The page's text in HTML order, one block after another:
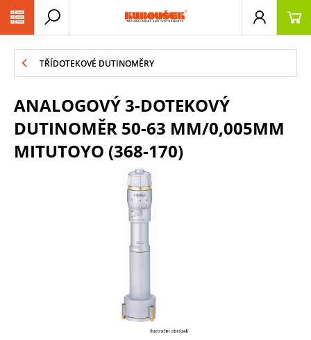
TŘÍDOTEKOVÉ DUTINOMĚRY
ANALOGOVÝ 3-DOTEKOVÝ
DUTINOMĚR 50-63 MM/0,005MM
MITUTOYO (368-170)